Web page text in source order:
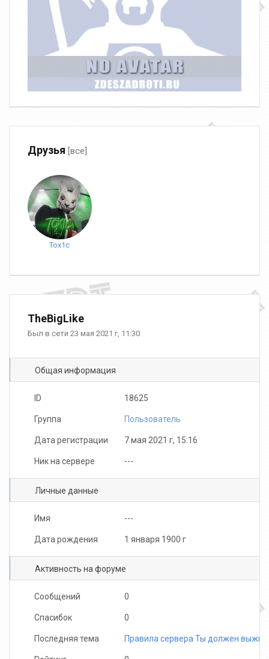
Друзья [все]
Tox1c
TheBigLike
Был в сети 23 мая 2021 г, 11:30
Общая информация
ID 18625
Группа Пользователь
Дата регистрации 7 мая 2021 г, 15:16
Ник на сервере ---
Личные данные
Имя ---
Дата рождения 1 января 1900 г
Активность на форуме
Сообщений 0
Спасибок 0
Последняя тема Правила сервера Ты должен